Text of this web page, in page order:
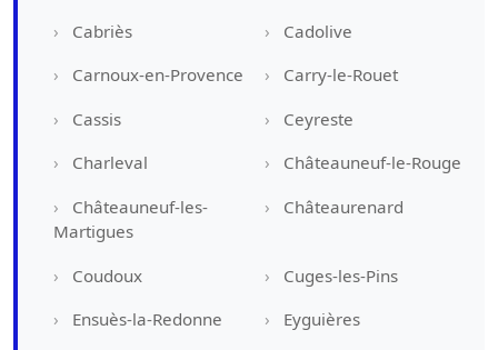
Cabriès
Cadolive
Carnoux-en-Provence
Carry-le-Rouet
Cassis
Ceyreste
Charleval
Châteauneuf-le-Rouge
Châteauneuf-les-
Martigues
Châteaurenard
Coudoux
Cuges-les-Pins
Ensuès-la-Redonne
Eyguières